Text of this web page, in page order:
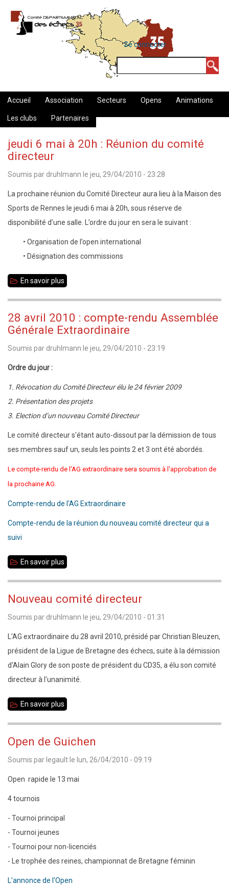
contenu
MENU
DU
COMPTE
DE
Se connecter
Accueil Association Secteurs Opens Animations
Les clubs Partenaires
jeudi 6 mai à 20h : Réunion du comité
directeur
Soumis par druhlmann le jeu, 29/04/2010 - 23:28
La prochaine réunion du Comité Directeur aura lieu à la Maison des
Sports de Rennes le jeudi 6 mai à 20h, sous réserve de
disponibilité d’une salle. L’ordre du jour en sera le suivant :
• Organisation de l’open international
• Désignation des commissions
En savoir plus
mai
20h
28 avril 2010 : compte-rendu Assemblée
Générale Extraordinaire
Soumis par druhlmann le jeu, 29/04/2010 - 23:19
Ordre du jour :
1. Révocation du Comité Directeur élu le 24 février 2009
2. Présentation des projets
3. Election d’un nouveau Comité Directeur
Le comité directeur s'étant auto-dissout par la démission de tous
ses membres sauf un, seuls les points 2 et 3 ont été abordés.
Le compte-rendu de l'AG extraordinaire sera soumis à l'approbation de
la prochaine AG.
Compte-rendu de l'AG Extraordinaire
Compte-rendu de la réunion du nouveau comité directeur qui a
suivi
En savoir plus
2010
:
compte-
rendu
Assemblée
Générale
Nouveau comité directeur
Soumis par druhlmann le jeu, 29/04/2010 - 01:31
L'AG extraordinaire du 28 avril 2010, présidé par Christian Bleuzen,
président de la Ligue de Bretagne des échecs, suite à la démission
d'Alain Glory de son poste de président du CD35, a élu son comité
directeur à l'unanimité.
En savoir plus
directeur
Open de Guichen
Soumis par legault le lun, 26/04/2010 - 09:19
Open rapide le 13 mai
4 tournois
- Tournoi principal
- Tournoi jeunes
- Tournoi pour non-licenciés
- Le trophée des reines, championnat de Bretagne féminin
L'annonce de l'Open